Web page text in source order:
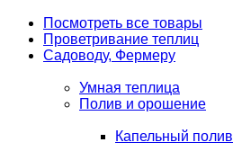
Посмотреть все товары
Проветривание теплиц
Садоводу, Фермеру
Умная теплица
Полив и орошение
Капельный полив